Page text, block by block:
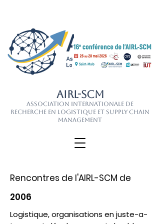
AIRL-SCM
Association Internationale de
Recherche en Logistique et Supply Chain
Management
Rencontres de l'AIRL-SCM de
2006
Logistique, organisations en juste-a-